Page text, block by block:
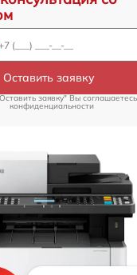
Оставить заявку
заявку" Вы
конфиденциальности